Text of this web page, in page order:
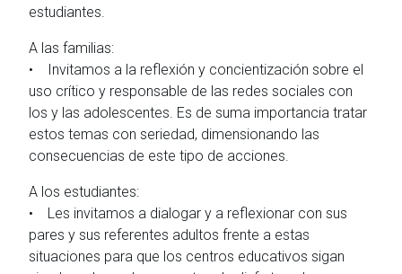
estudiantes.
A las familias:
• Invitamos a la reflexión y concientización sobre el
uso crítico y responsable de las redes sociales con
los y las adolescentes. Es de suma importancia tratar
estos temas con seriedad, dimensionando las
consecuencias de este tipo de acciones.
A los estudiantes:
• Les invitamos a dialogar y a reflexionar con sus
pares y sus referentes adultos frente a estas
situaciones para que los centros educativos sigan